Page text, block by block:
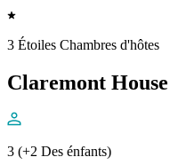
3 Étoiles Chambres d'hôtes
Claremont House
3 (+2 Des énfants)